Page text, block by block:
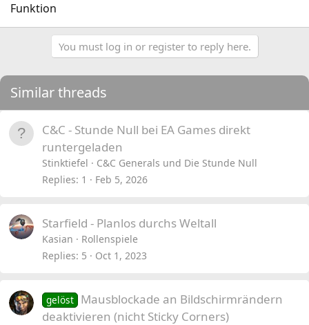
Funktion
You must log in or register to reply here.
Similar threads
C&C - Stunde Null bei EA Games direkt
runtergeladen
Stinktiefel
C&C Generals und Die Stunde Null
Replies 1 Feb 5, 2026
Starfield - Planlos durchs Weltall
Kasian
Rollenspiele
Replies 5 Oct 1, 2023
gelöst Mausblockade an Bildschirmrändern
deaktivieren (nicht Sticky Corners)